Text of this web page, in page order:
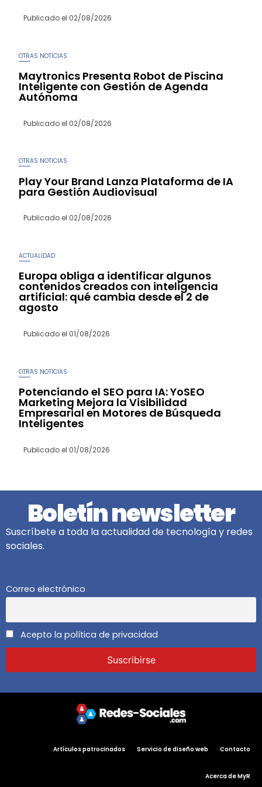
Publicado el 02/08/2026
OTRAS NOTICIAS
Maytronics Presenta Robot de Piscina
Inteligente con Gestión de Agenda
Autónoma
Publicado el 02/08/2026
OTRAS NOTICIAS
Play Your Brand Lanza Plataforma de IA
para Gestión Audiovisual
Publicado el 02/08/2026
ACTUALIDAD
Europa obliga a identificar algunos
contenidos creados con inteligencia
artificial: qué cambia desde el 2 de
agosto
Publicado el 01/08/2026
OTRAS NOTICIAS
Potenciando el SEO para IA: YoSEO
Marketing Mejora la Visibilidad
Empresarial en Motores de Búsqueda
Inteligentes
Publicado el 01/08/2026
Boletín newsletter
Suscríbete a toda la actualidad de tecnología y redes
sociales.
Correo electrónico
Acepto la política de privacidad
Artículos patrocinados Servicio de diseño web Contacto
Acerca de MyR